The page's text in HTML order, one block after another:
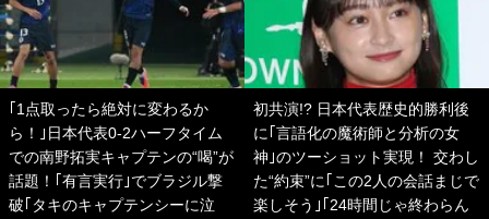
｢1点取ったら絶対に変わるか
ら！｣日本代表0-2ハーフタイム
での南野拓実キャプテンの“喝”が
話題！｢有言実行｣でブラジル撃
破｢タキのキャプテンシーに泣
初共演!? 日本代表歴史的勝利後
に｢言語化の魔術師と分析の女
神｣のツーショット実現！ 交わし
た“約束”に｢この2人の会話まじで
楽しそう｣｢24時間じゃ終わらん